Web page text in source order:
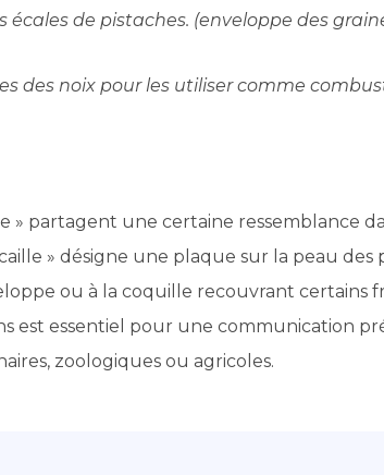
écales de pistaches. (enveloppe des
des noix pour les utiliser comme
» partagent une certaine ressemblance
» désigne une plaque sur la peau des
ou à la coquille recouvrant certains
est essentiel pour une communication
zoologiques ou agricoles.